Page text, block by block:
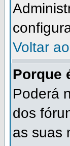
Voltar
Porque
Poderá
dos
as suas